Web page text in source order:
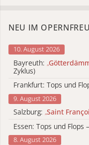
NEU IM
10. August 2026
Bayreuth: „
Zyklus)
Frankfurt: Tops und
9. August 2026
Salzburg: „Saint
Essen: Tops und Flops –
8. August 2026